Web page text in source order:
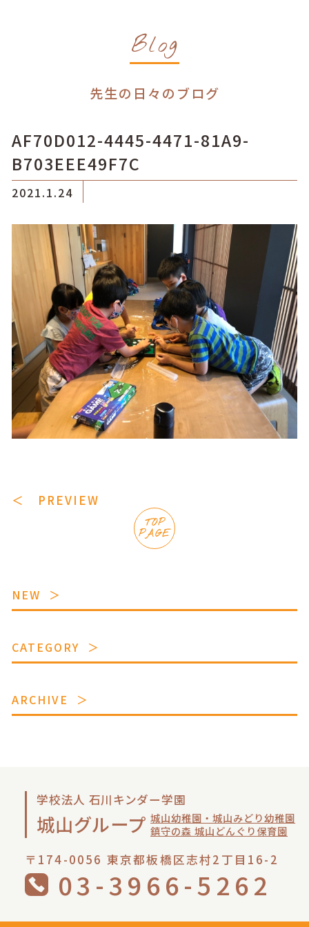
Blog
先生の日々のブログ
AF70D012-4445-4471-81A9-
B703EEE49F7C
2021.1.24
＜ PREVIEW
TOP
PAGE
NEW
CATEGORY
ARCHIVE
学校法人 石川キンダー学園
城山グループ 城山幼稚園・城山みどり幼稚園
鎮守の森 城山どんぐり保育園
〒174-0056 東京都板橋区志村2丁目16-2
03-3966-5262